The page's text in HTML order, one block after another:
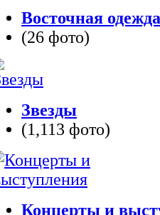
Восточная одежда
(26 фото)
Звезды
(1,113 фото)
Концерты и